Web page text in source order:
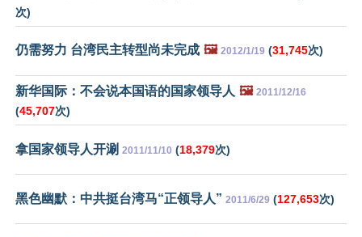
次)
仍需努力 台湾民主转型尚未完成 🖼️ 2012/1/19 (31,745次)
新华国际：不会说本国语的国家领导人 🖼️ 2011/12/16
(45,707次)
拿国家领导人开涮 2011/11/10 (18,379次)
黑色幽默：中共挺台湾马“正领导人” 2011/6/29 (127,653次)